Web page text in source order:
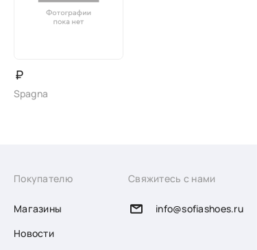
₽
Spagna
Покупателю
Магазины
Новости
Свяжитесь с нами
info@sofiashoes.ru